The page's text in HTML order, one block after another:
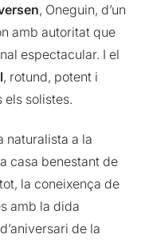
, Oneguin, d’un
amb autoritat que
espectacular. I el
, rotund, potent i
els solistes.
naturalista a la
casa benestant de
la coneixença de
amb la dida
de la